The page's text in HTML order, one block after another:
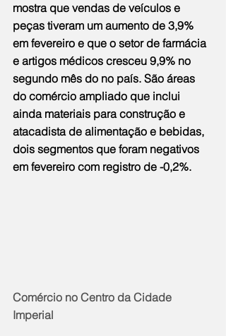
mostra que vendas de veículos e
peças tiveram um aumento de 3,9%
em fevereiro e que o setor de farmácia
e artigos médicos cresceu 9,9% no
segundo mês do no país. São áreas
do comércio ampliado que inclui
ainda materiais para construção e
atacadista de alimentação e bebidas,
dois segmentos que foram negativos
em fevereiro com registro de -0,2%.
Comércio no Centro da Cidade
Imperial